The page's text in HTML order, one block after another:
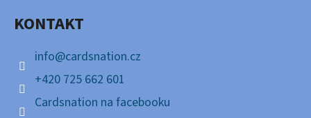
KONTAKT
info@cardsnation.cz
+420 725 662 601
Cardsnation na facebooku